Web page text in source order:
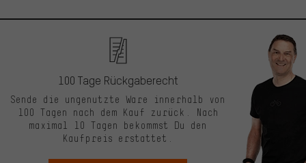
100 Tage Rückgaberecht
Sende die ungenutzte Ware innerhalb von
100 Tagen nach dem Kauf zurück. Nach
maximal 10 Tagen bekommst Du den
Kaufpreis erstattet.